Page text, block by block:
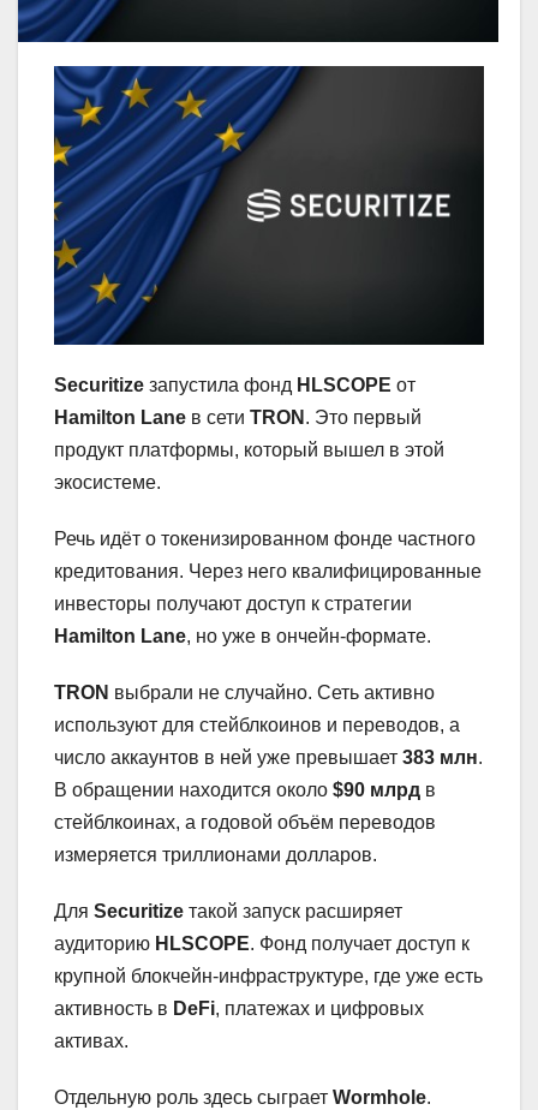
Securitize запустила фонд HLSCOPE от
Hamilton Lane в сети TRON . Это первый
продукт платформы, который вышел в этой
экосистеме.
Речь идёт о токенизированном фонде частного
кредитования. Через него квалифицированные
инвесторы получают доступ к стратегии
Hamilton Lane, но уже в ончейн-формате.
TRON выбрали не случайно. Сеть активно
используют для стейблкоинов и переводов, а
число аккаунтов в ней уже превышает 383 млн.
В обращении находится около $90 млрд в
стейблкоинах, а годовой объём переводов
измеряется триллионами долларов.
Для Securitize такой запуск расширяет
аудиторию HLSCOPE. Фонд получает доступ к
крупной блокчейн-инфраструктуре, где уже есть
активность в DeFi, платежах и цифровых
активах.
Отдельную роль здесь сыграет Wormhole.